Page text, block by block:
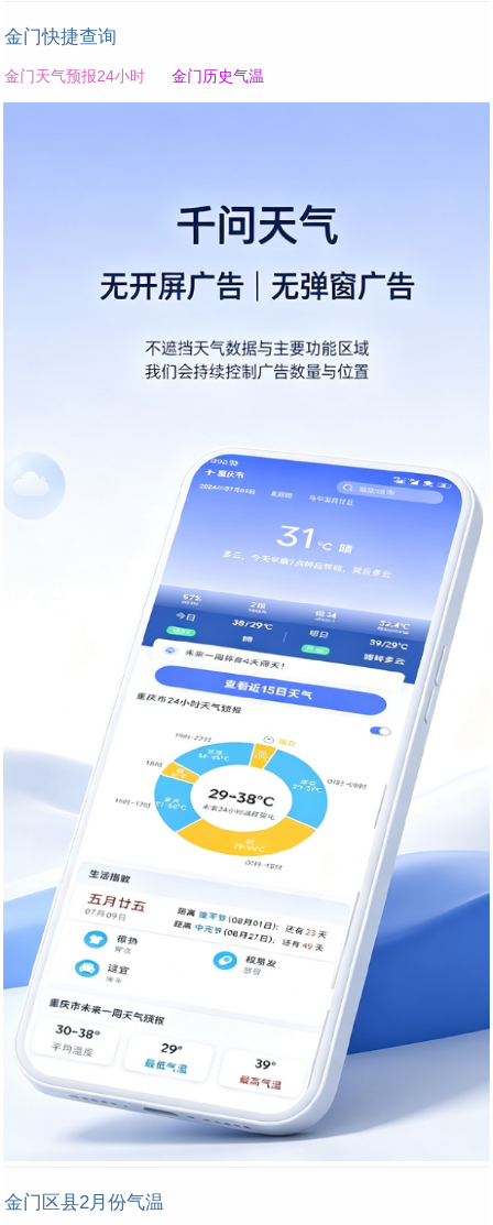
金门快捷查询
金门天气预报24小时 金门历史气温
金门区县2月份气温